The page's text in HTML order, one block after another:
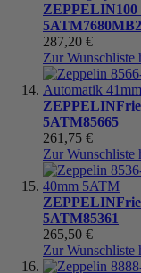
ZEPPELIN
5ATM7680MB2
287,20 €
Zur Wunschliste
ZEPPELIN
5ATM85665
261,75 €
Zur Wunschliste
ZEPPELIN
5ATM85361
265,50 €
Zur Wunschliste